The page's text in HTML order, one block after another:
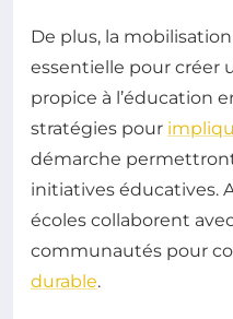
De plus, la
essentielle pour créer
propice à l’éducation
stratégies pour
démarche permettront
initiatives éducatives.
écoles collaborent
communautés pour
durable.